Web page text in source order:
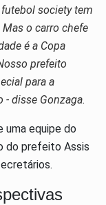
society tem
o carro chefe
é a Copa
prefeito
para a
- disse Gonzaga.
uma equipe do
do prefeito Assis